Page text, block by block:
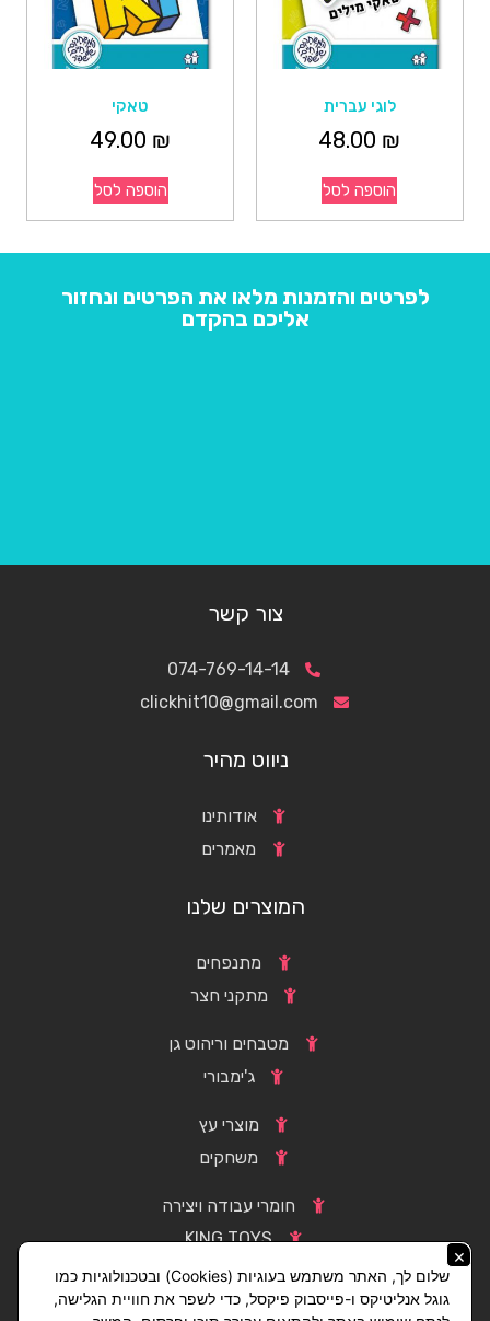
לוגי עברית
48.00 ₪
הוספה לסל
טאקי
49.00 ₪
הוספה לסל
לפרטים והזמנות מלאו את הפרטים ונחזור
אליכם בהקדם
צור קשר
074-769-14-14
clickhit10@gmail.com
ניווט מהיר
אודותינו
מאמרים
המוצרים שלנו
מתנפחים
מתקני חצר
מטבחים וריהוט גן
ג'ימבורי
מוצרי עץ
משחקים
חומרי עבודה ויצירה
KING TOYS
×
שלום לך, האתר משתמש בעוגיות (Cookies) ובטכנולוגיות כמו
גוגל אנליטיקס ו-פייסבוק פיקסל, כדי לשפר את חוויית הגלישה,